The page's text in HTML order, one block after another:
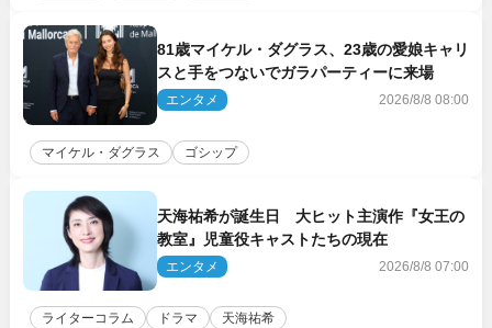
81歳マイケル・ダグラス、23歳の愛娘キャリ
スと手をつないでガラパーティーに来場
エンタメ 2026/8/8 08:00
マイケル・ダグラス ゴシップ
天海祐希が誕生日 大ヒット主演作『女王の
教室』児童役キャストたちの現在
エンタメ 2026/8/8 07:00
ライターコラム ドラマ 天海祐希